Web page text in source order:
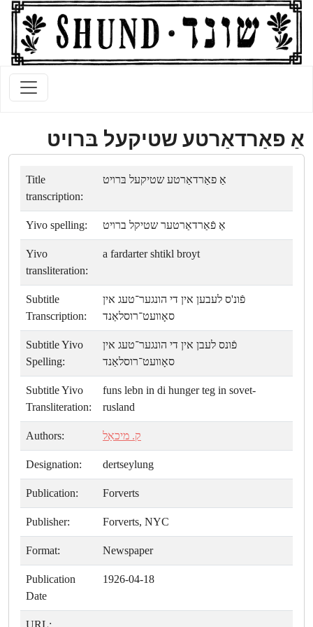
אַ פאַרדאַרטע שטיקעל בּרױט
Title
transcription:
אַ פאַרדאַרטע שטיקעל בּרױט
Yivo spelling: אַ פֿאַרדאַרטער שטיקל ברױט
Yivo
transliteration:
a fardarter shtikl broyt
Subtitle
Transcription:
פֿונ'ס לעבען אין די הונגער־טעג אין
סאָװעט־רוסלאַנד
Subtitle Yivo
Spelling:
פֿונס לעבן אין די הונגער־טעג אין
סאָװעט־רוסלאַנד
Subtitle Yivo
Transliteration:
funs lebn in di hunger teg in sovet-
rusland
Authors: ק. מיכאַל
Designation: dertseylung
Publication: Forverts
Publisher: Forverts, NYC
Format: Newspaper
Publication
Date
1926-04-18
URL: